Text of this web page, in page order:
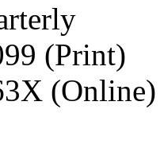
(Print)
(Online)